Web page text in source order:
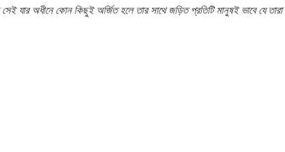
সেই যার অধীনে কোন কিছুই অর্জিত হলে তার সাথে জড়িত প্রতিটি মানুষই ভাবে যে তারা